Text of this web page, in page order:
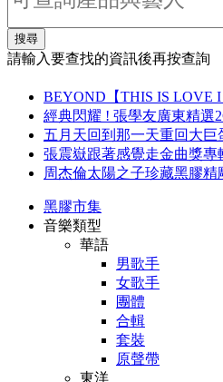
搜尋
請輸入要查找的資訊後再按查詢
BEYOND【THIS IS LOVE I
經典閃耀 ! 張學友廣東精選
五月天回到那一天重回大
張震嶽跟著感覺走金曲獎專
周杰倫太陽之子珍藏黑膠精
黑膠市集
音樂類型
華語
男歌手
女歌手
團體
合輯
套裝
原聲帶
東洋